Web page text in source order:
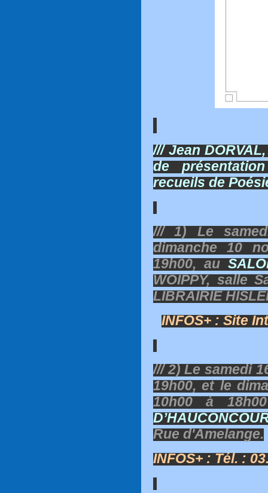
/// Jean
de
recueils de
/// 1) Le
dimanche 10
19h00, au
WOIPPY, salle
LIBRAIRIE
INFOS+ : Site
/// 2) Le samedi
19h00, et le
10h00 à
Rue d'Amelange.
INFOS+ : Tél. :